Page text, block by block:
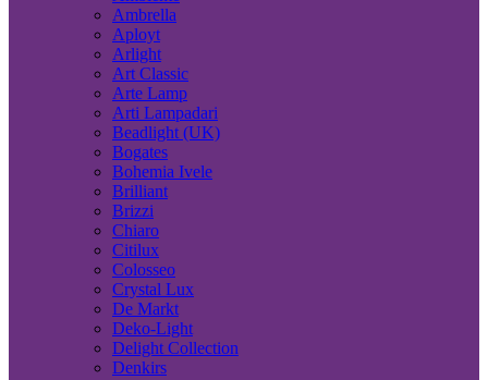
Ambrella
Aployt
Arlight
Art Classic
Arte Lamp
Arti Lampadari
Beadlight (UK)
Bogates
Bohemia Ivele
Brilliant
Brizzi
Chiaro
Citilux
Colosseo
Crystal Lux
De Markt
Deko-Light
Delight Collection
Denkirs